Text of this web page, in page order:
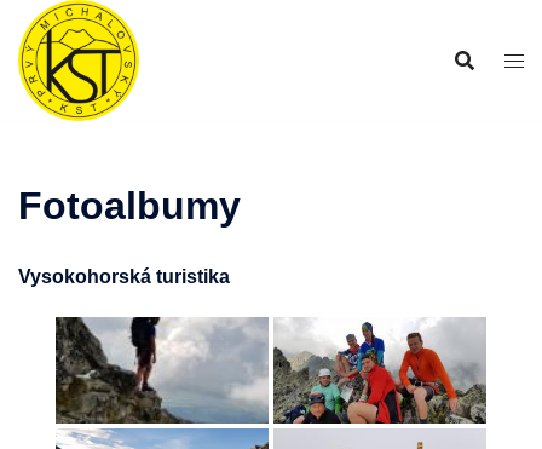
Preskočiť
obsah
Fotoalbumy
Vysokohorská turistika